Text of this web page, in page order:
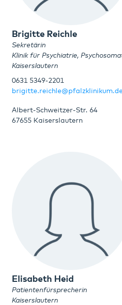
Brigitte Reichle
Sekretärin
Klinik für Psychiatrie,
Kaiserslautern
0631 5349-2201
brigitte.reichle@pfalzklinikum.de
Albert-Schweitzer-Str. 64
67655 Kaiserslautern
Elisabeth Heid
Patientenfürsprecherin
Kaiserslautern